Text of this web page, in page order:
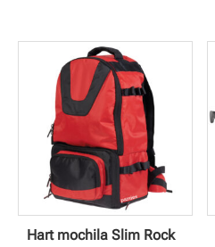
Hart mochila Slim Rock